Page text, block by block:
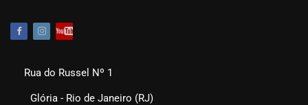
Rua do Russel Nº 1
Glória - Rio de Janeiro (RJ)